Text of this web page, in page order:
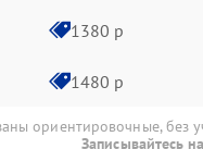
1380 р
1480 р
ориентировочные, без
Записывайтесь